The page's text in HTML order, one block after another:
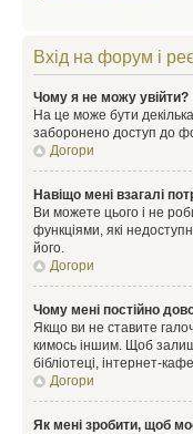
Вхід на форум і
Чому я не можу увійти?
На це може бути
заборонено доступ до
Догори
Навіщо мені взагалі
Ви можете цього і не
функціями, які
його.
Догори
Чому мені постійно
Якщо ви не ставите
кимось іншим. Щоб
бібліотеці, інтернет-
Догори
Як мені зробити, щоб